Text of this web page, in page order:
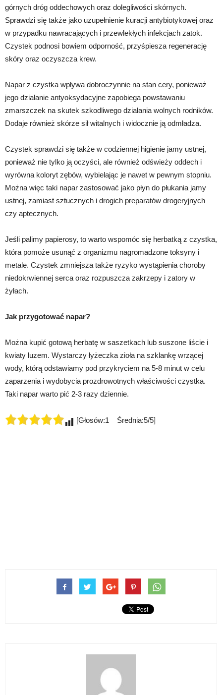
górnych dróg oddechowych oraz dolegliwości skórnych.
Sprawdzi się także jako uzupełnienie kuracji antybiotykowej oraz
w przypadku nawracających i przewlekłych infekcjach zatok.
Czystek podnosi bowiem odporność, przyśpiesza regenerację
skóry oraz oczyszcza krew.
Napar z czystka wpływa dobroczynnie na stan cery, ponieważ
jego działanie antyoksydacyjne zapobiega powstawaniu
zmarszczek na skutek szkodliwego działania wolnych rodników.
Dodaje również skórze sił witalnych i widocznie ją odmładza.
Czystek sprawdzi się także w codziennej higienie jamy ustnej,
ponieważ nie tylko ją oczyści, ale również odświeży oddech i
wyrówna koloryt zębów, wybielając je nawet w pewnym stopniu.
Można więc taki napar zastosować jako płyn do płukania jamy
ustnej, zamiast sztucznych i drogich preparatów drogeryjnych
czy aptecznych.
Jeśli palimy papierosy, to warto wspomóc się herbatką z czystka,
która pomoże usunąć z organizmu nagromadzone toksyny i
metale. Czystek zmniejsza także ryzyko wystąpienia choroby
niedokrwiennej serca oraz rozpuszcza zakrzepy i zatory w
żyłach.
Jak przygotować napar?
Można kupić gotową herbatę w saszetkach lub suszone liście i
kwiaty luzem. Wystarczy łyżeczka zioła na szklankę wrzącej
wody, którą odstawiamy pod przykryciem na 5-8 minut w celu
zaparzenia i wydobycia prozdrowotnych właściwości czystka.
Taki napar warto pić 2-3 razy dziennie.
[Głosów:1 Średnia:5/5]